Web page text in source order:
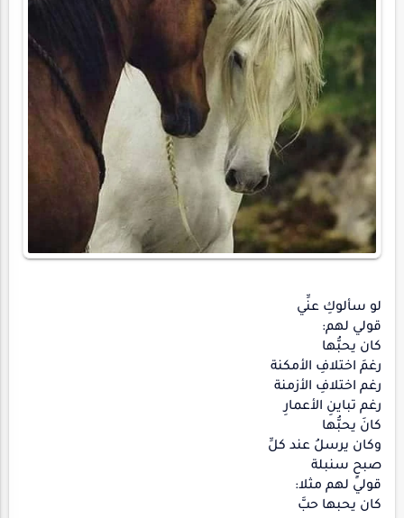
لو سألوكِ عنِّي
قولي لهم:
كان يحبُّها
رغمَ اختلافِ الأمكنة
رغم اختلافِ الأزمنة
رغم تباينِ الأعمارِ
كانَ يحبُّها
وكان يرسلُ عند كلِّ
صبحٍ سنبلة
قولي لهم مثلا:
كان يحبها حبَّ